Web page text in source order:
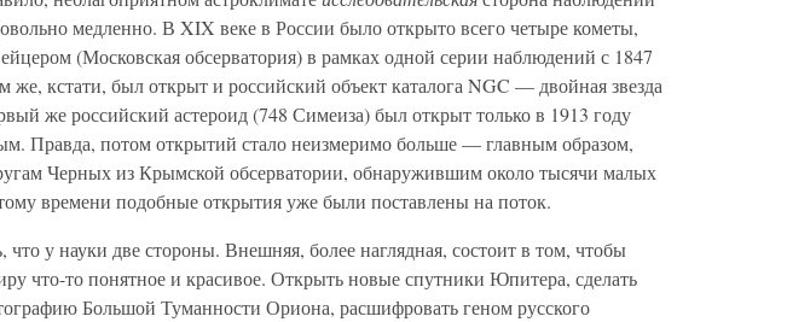
медленно. В XIX веке в России было открыто всего четыре кометы,
(Московская обсерватория) в рамках одной серии наблюдений с 1847
же, кстати, был открыт и российский объект каталога NGC — двойная звезда
же российский астероид (748 Симеиза) был открыт только в 1913 году
Правда, потом открытий стало неизмеримо больше — главным образом,
Черных из Крымской обсерватории, обнаружившим около тысячи малых
времени подобные открытия уже были поставлены на поток.
что у науки две стороны. Внешняя, более наглядная, состоит в том, чтобы
что-то понятное и красивое. Открыть новые спутники Юпитера, сделать
Большой Туманности Ориона, расшифровать геном русского